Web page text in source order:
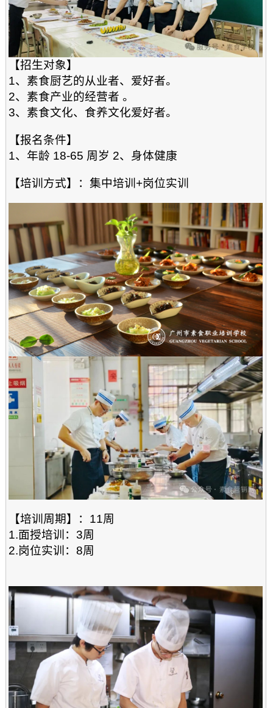
【招生对象】
1、素食厨艺的从业者、爱好者。
2、素食产业的经营者 。
3、素食文化、食养文化爱好者。
【报名条件】
1、年龄 18-65 周岁 2、身体健康
【培训方式】：集中培训+岗位实训
【培训周期】：11周
1.面授培训：3周
2.岗位实训：8周